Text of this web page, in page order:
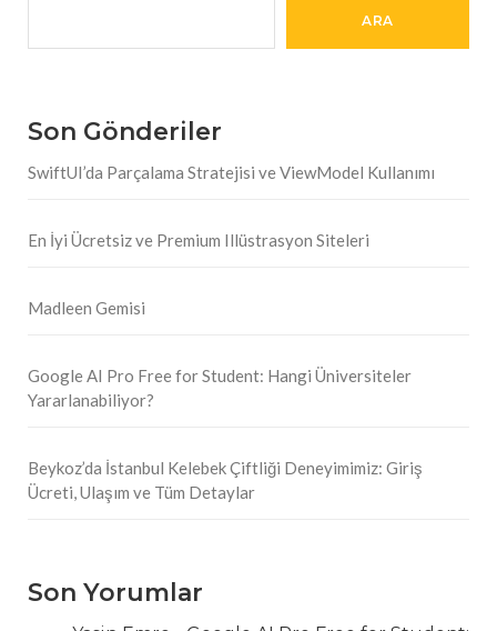
ARA
Son Gönderiler
SwiftUI’da Parçalama Stratejisi ve ViewModel Kullanımı
En İyi Ücretsiz ve Premium Illüstrasyon Siteleri
Madleen Gemisi
Google AI Pro Free for Student: Hangi Üniversiteler
Yararlanabiliyor?
Beykoz’da İstanbul Kelebek Çiftliği Deneyimimiz: Giriş
Ücreti, Ulaşım ve Tüm Detaylar
Son Yorumlar